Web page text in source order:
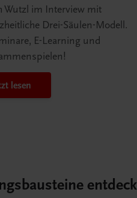
Wutzl im Interview mit
Drei-Säulen-Modell.
E-Learning und
lesen